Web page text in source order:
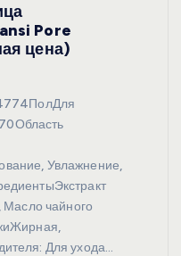
Pore
цена)
Увлажнение,
Масло чайного
Для ухода…